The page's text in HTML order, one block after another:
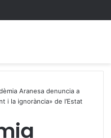
Aranesa denuncia a
i la ignorància» de l’Estat